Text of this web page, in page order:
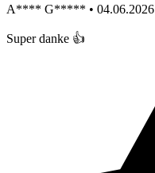
A**** G***** • 04.06.2026
Super danke 👍